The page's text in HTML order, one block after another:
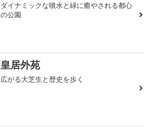
ダイナミックな噴水と緑に癒やされる都心
の公園
皇居外苑
広がる大芝生と歴史を歩く